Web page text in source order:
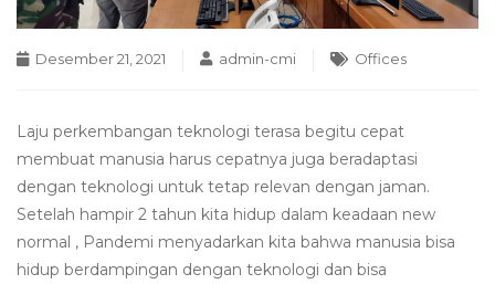
Desember 21, 2021 admin-cmi Offices
Laju perkembangan teknologi terasa begitu cepat
membuat manusia harus cepatnya juga beradaptasi
dengan teknologi untuk tetap relevan dengan jaman.
Setelah hampir 2 tahun kita hidup dalam keadaan new
normal , Pandemi menyadarkan kita bahwa manusia bisa
hidup berdampingan dengan teknologi dan bisa